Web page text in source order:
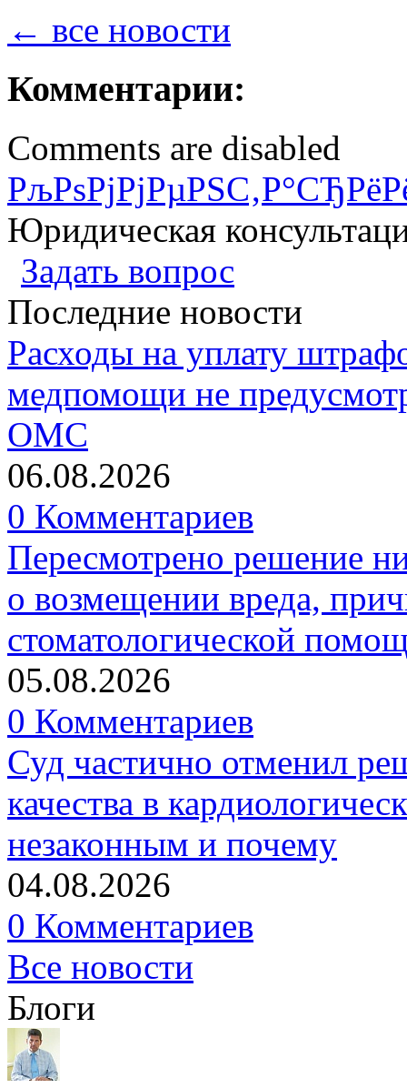
← все новости
Комментарии:
Comments are disabled
Юридическая
Задать вопрос
Последние новости
Расходы на уплату
медпомощи не
ОМС
06.08.2026
0 Комментариев
Пересмотрено решение
о возмещении вреда,
стоматологической
05.08.2026
0 Комментариев
Суд частично отменил
качества в
незаконным и почему
04.08.2026
0 Комментариев
Все новости
Блоги